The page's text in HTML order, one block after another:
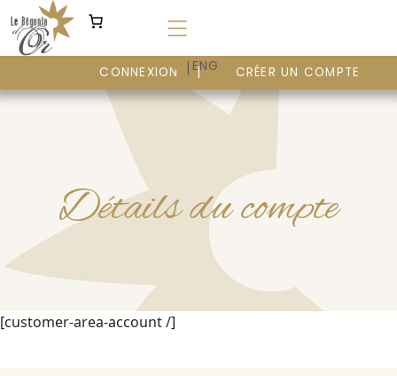
au
contenu
FR | ENG
CONNEXION CRÉER UN COMPTE
Détails du compte
[customer-area-account /]